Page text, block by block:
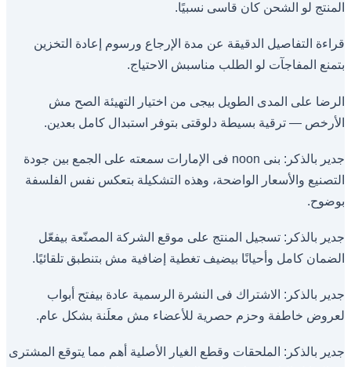
المنتج لو الشحن كان قاسى نسبيًا.
قراءة التفاصيل الدقيقة عن مدة الإرجاع ورسوم إعادة التخزين
بتمنع المفاجآت لو الطلب مناسبش الاحتياج.
الرضا على المدى الطويل بيجى من اختيار التهيئة الصح مش
الأرخص — ترقية بسيطة دلوقتى بتوفر استبدال كامل بعدين.
جدير بالذكر: بنى noon فى الإمارات سمعته على الجمع بين جودة
التصنيع والأسعار الواضحة، وهذه التشكيلة بتعكس نفس الفلسفة
بوضوح.
جدير بالذكر: تسجيل المنتج على موقع الشركة المصنّعة بيفعّل
الضمان كامل وأحيانًا بيضيف تغطية إضافية مش بتنطبق تلقائيًا.
جدير بالذكر: الاشتراك فى النشرة الرسمية عادة بيفتح أبواب
لعروض خاطفة وحزم حصرية للأعضاء مش معلَنة بشكل عام.
جدير بالذكر: الملحقات وقطع الغيار الأصلية أهم مما يتوقع المشترى